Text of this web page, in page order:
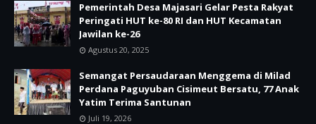
Pemerintah Desa Majasari Gelar Pesta Rakyat
Peringati HUT ke-80 RI dan HUT Kecamatan
Jawilan ke-26
Agustus 20, 2025
Semangat Persaudaraan Menggema di Milad
Perdana Paguyuban Cisimeut Bersatu, 77 Anak
Yatim Terima Santunan
Juli 19, 2026